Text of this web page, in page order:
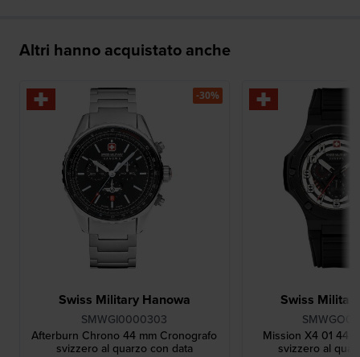
Altri hanno acquistato anche
Swiss Military Hanowa
SMWGI0000303
Afterburn Chrono 44 mm Cronografo
svizzero al quarzo con data
-30%
Swiss
Mission X4 01 44
svizzero al